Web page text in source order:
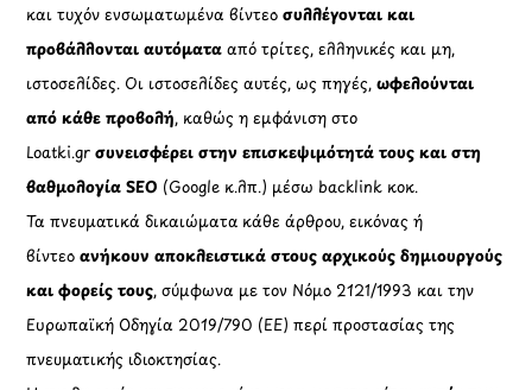
και τυχόν ενσωματωμένα βίντεοσυλλέγονται και
προβάλλονται αυτόματααπό τρίτες, ελληνικές και μη,
ιστοσελίδες. Οι ιστοσελίδες αυτές, ως πηγές,ωφελούνται
από κάθε προβολή, καθώς η εμφάνιση στο
Loatki.gr συνεισφέρει στην επισκεψιμότητά τους και στη
βαθμολογία SEO (Google κ.λπ.) μέσω backlink κοκ.
Τα πνευματικά δικαιώματα κάθε άρθρου, εικόνας ή
βίντεοανήκουν αποκλειστικά στους αρχικούς δημιουργούς
και φορείς τους, σύμφωνα με τον Νόμο 2121/1993 και την
Ευρωπαϊκή Οδηγία 2019/790 (ΕΕ) περί προστασίας της
πνευματικής ιδιοκτησίας.